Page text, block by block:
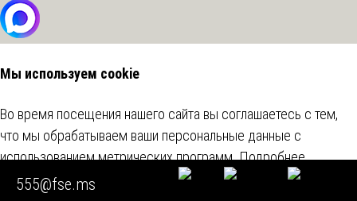
555@fse.ms
Мы используем cookie
Во время посещения нашего сайта вы соглашаетесь с тем,
что мы обрабатываем ваши персональные данные с
использованием метрических программ.Подробнее